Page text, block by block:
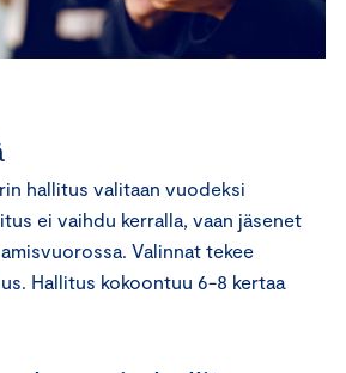
hallitus valitaan vuodeksi
ei vaihdu kerralla, vaan jäsenet
Valinnat tekee
Hallitus kokoontuu 6-8 kertaa